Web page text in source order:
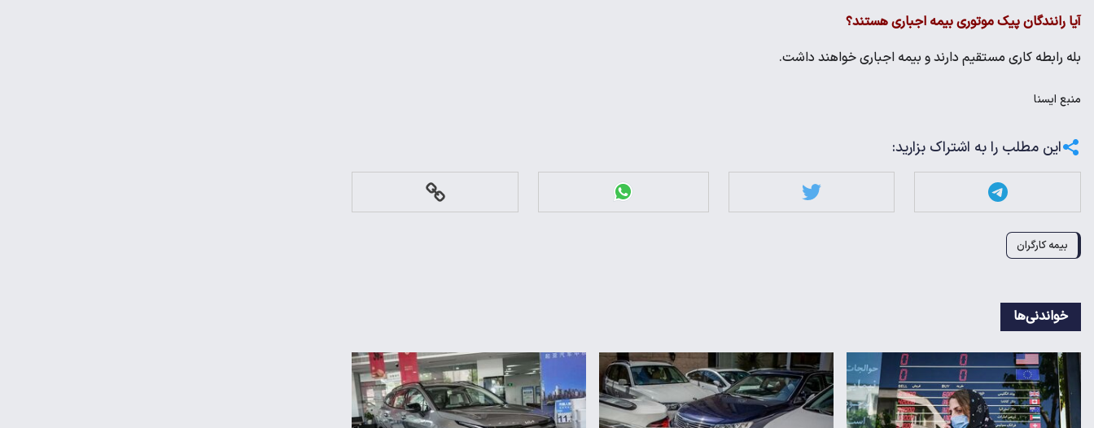
آیا رانندگان پیک موتوری بیمه اجباری هستند؟
بله رابطه کاری مستقیم دارند و بیمه اجباری خواهند داشت.
منبع ايسنا
این مطلب را به اشتراک بزارید:
بیمه کارگران
خواندنی‌ها